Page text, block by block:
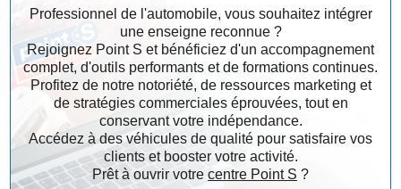
Professionnel de l'automobile, vous souhaitez intégrer
une enseigne reconnue ?
Rejoignez Point S et bénéficiez d'un accompagnement
complet, d'outils performants et de formations continues.
Profitez de notre notoriété, de ressources marketing et
de stratégies commerciales éprouvées, tout en
conservant votre indépendance.
Accédez à des véhicules de qualité pour satisfaire vos
clients et booster votre activité.
Prêt à ouvrir votre centre Point S ?